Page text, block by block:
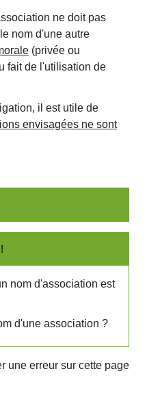
ne doit pas
nom d'une autre
(privée ou
fait de l'utilisation de
il est utile de
envisagées ne sont
nom d'association est
d'une association ?
une erreur sur cette page